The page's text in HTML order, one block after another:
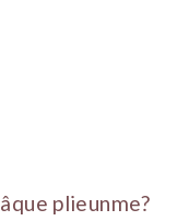
plieunme?